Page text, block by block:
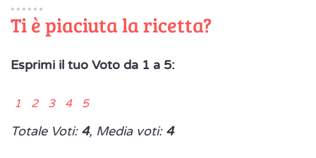
Ti è piaciuta la ricetta?
Esprimi il tuo Voto da 1 a 5:
1 2 3 4 5
Totale Voti: 4, Media voti: 4